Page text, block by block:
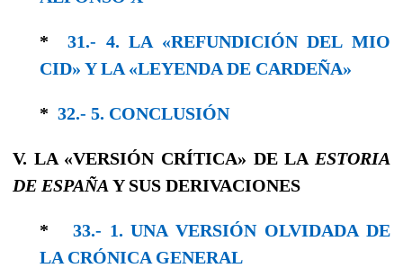
*31.- 4. LA «REFUNDICIÓN DEL MIO
CID» Y LA «LEYENDA DE CARDEÑA»
* 32.- 5. CONCLUSIÓN
V. LA «VERSIÓN CRÍTICA» DE LA ESTORIA
DE ESPAÑA Y SUS DERIVACIONES
* 33.- 1. UNA VERSIÓN OLVIDADA DE
LA CRÓNICA GENERAL